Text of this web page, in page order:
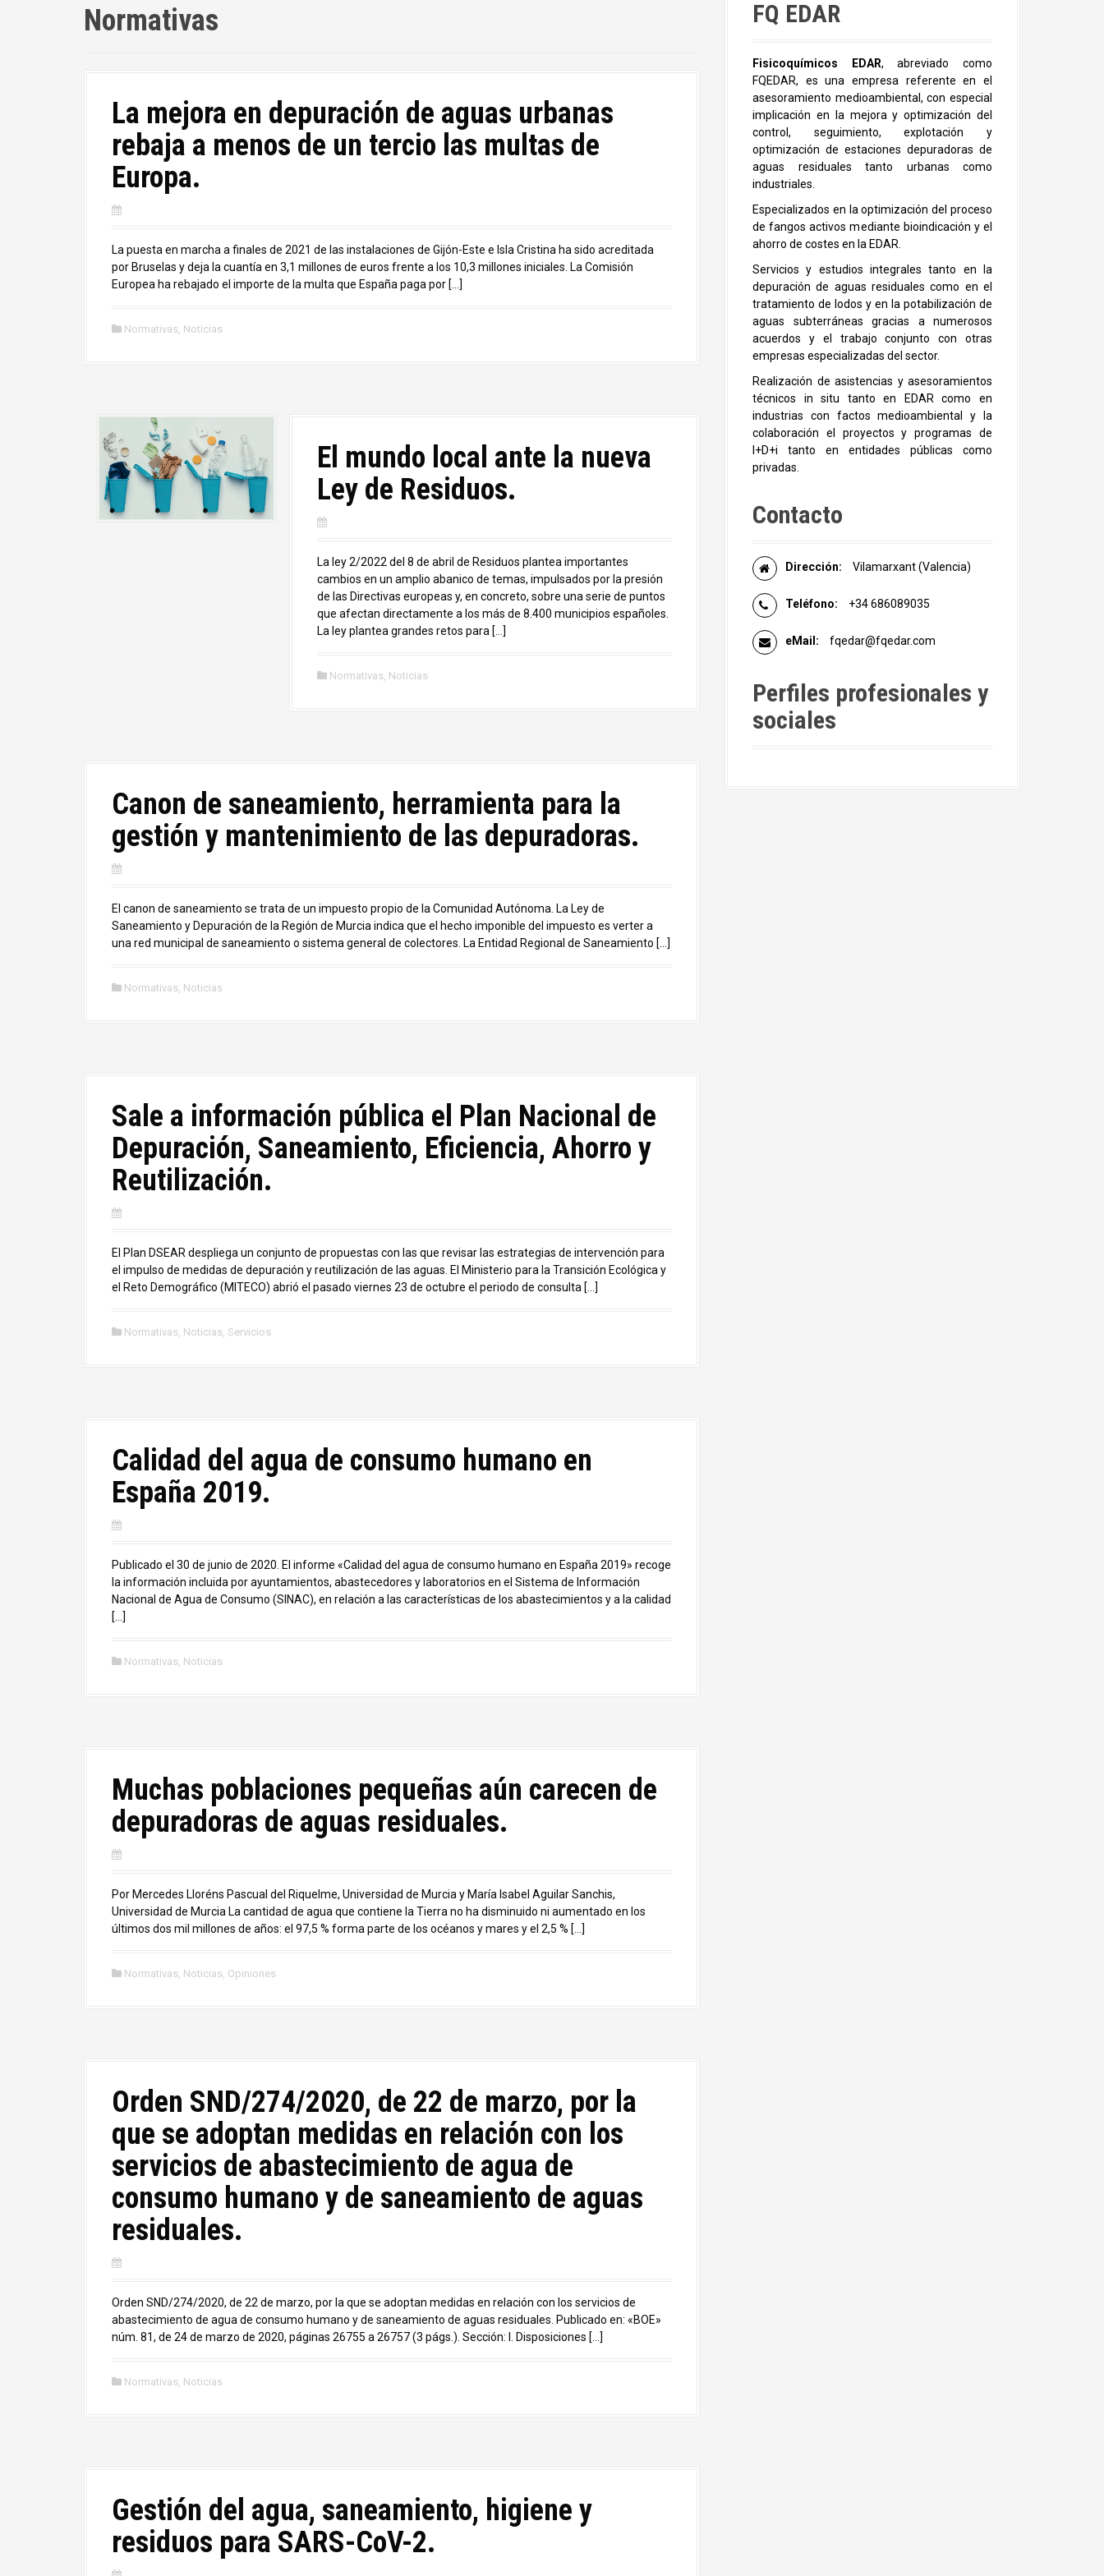
Normativas
La mejora en depuración de aguas urbanas
rebaja a menos de un tercio las multas de
Europa.
La puesta en marcha a finales de 2021 de las instalaciones de Gijón-Este e Isla Cristina ha sido acreditada
por Bruselas y deja la cuantía en 3,1 millones de euros frente a los 10,3 millones iniciales. La Comisión
Europea ha rebajado el importe de la multa que España paga por […]
Normativas, Noticias
El mundo local ante la nueva
Ley de Residuos.
La ley 2/2022 del 8 de abril de Residuos plantea importantes
cambios en un amplio abanico de temas, impulsados por la presión
de las Directivas europeas y, en concreto, sobre una serie de puntos
que afectan directamente a los más de 8.400 municipios españoles.
La ley plantea grandes retos para […]
Normativas, Noticias
Canon de saneamiento, herramienta para la
gestión y mantenimiento de las depuradoras.
El canon de saneamiento se trata de un impuesto propio de la Comunidad Autónoma. La Ley de
Saneamiento y Depuración de la Región de Murcia indica que el hecho imponible del impuesto es verter a
una red municipal de saneamiento o sistema general de colectores. La Entidad Regional de Saneamiento […]
Normativas, Noticias
Sale a información pública el Plan Nacional de
Depuración, Saneamiento, Eficiencia, Ahorro y
Reutilización.
El Plan DSEAR despliega un conjunto de propuestas con las que revisar las estrategias de intervención para
el impulso de medidas de depuración y reutilización de las aguas. El Ministerio para la Transición Ecológica y
el Reto Demográfico (MITECO) abrió el pasado viernes 23 de octubre el periodo de consulta […]
Normativas, Noticias, Servicios
Calidad del agua de consumo humano en
España 2019.
Publicado el 30 de junio de 2020. El informe «Calidad del agua de consumo humano en España 2019» recoge
la información incluida por ayuntamientos, abastecedores y laboratorios en el Sistema de Información
Nacional de Agua de Consumo (SINAC), en relación a las características de los abastecimientos y a la calidad
[…]
Normativas, Noticias
Muchas poblaciones pequeñas aún carecen de
depuradoras de aguas residuales.
Por Mercedes Lloréns Pascual del Riquelme, Universidad de Murcia y María Isabel Aguilar Sanchis,
Universidad de Murcia La cantidad de agua que contiene la Tierra no ha disminuido ni aumentado en los
últimos dos mil millones de años: el 97,5 % forma parte de los océanos y mares y el 2,5 % […]
Normativas, Noticias, Opiniones
Orden SND/274/2020, de 22 de marzo, por la
que se adoptan medidas en relación con los
servicios de abastecimiento de agua de
consumo humano y de saneamiento de aguas
residuales.
Orden SND/274/2020, de 22 de marzo, por la que se adoptan medidas en relación con los servicios de
abastecimiento de agua de consumo humano y de saneamiento de aguas residuales. Publicado en: «BOE»
núm. 81, de 24 de marzo de 2020, páginas 26755 a 26757 (3 págs.). Sección: I. Disposiciones […]
Normativas, Noticias
Gestión del agua, saneamiento, higiene y
residuos para SARS-CoV-2.
FQ EDAR
Fisicoquímicos EDAR, abreviado como
FQEDAR, es una empresa referente en el
asesoramiento medioambiental, con especial
implicación en la mejora y optimización del
control, seguimiento, explotación y
optimización de estaciones depuradoras de
aguas residuales tanto urbanas como
industriales.
Especializados en la optimización del proceso
de fangos activos mediante bioindicación y el
ahorro de costes en la EDAR.
Servicios y estudios integrales tanto en la
depuración de aguas residuales como en el
tratamiento de lodos y en la potabilización de
aguas subterráneas gracias a numerosos
acuerdos y el trabajo conjunto con otras
empresas especializadas del sector.
Realización de asistencias y asesoramientos
técnicos in situ tanto en EDAR como en
industrias con factos medioambiental y la
colaboración el proyectos y programas de
I+D+i tanto en entidades públicas como
privadas.
Contacto
Dirección: Vilamarxant (Valencia)
Teléfono: +34 686089035
eMail: fqedar@fqedar.com
Perfiles profesionales y
sociales